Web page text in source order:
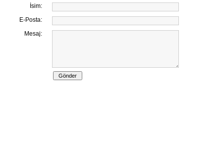
İsim:
E-Posta:
Mesaj: